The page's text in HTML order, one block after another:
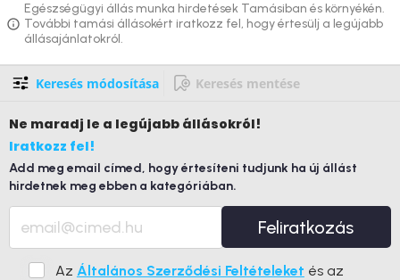
Egészségügyi állás munka hirdetések Tamásiban és környékén.
További tamási állásokért iratkozz fel, hogy értesülj a legújabb
állásajánlatokról.
Keresés módosítása Keresés mentése
Ne maradj le a legújabb állásokról!
Iratkozz fel!
Add meg email címed, hogy értesíteni tudjunk ha új állást
hirdetnek meg ebben a kategóriában.
Feliratkozás
Az Általános Szerződési Feltételeket és az